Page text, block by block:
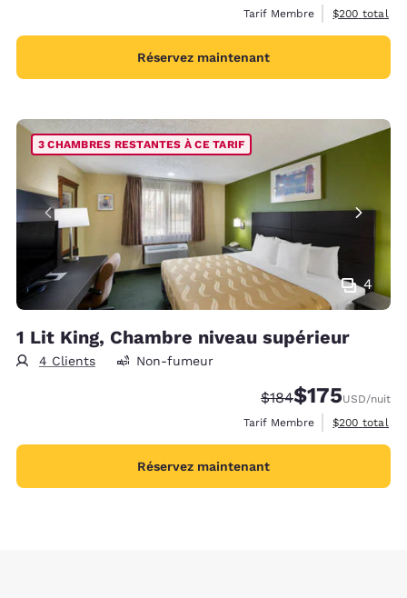
Tarif Membre
Afficher les
$200 total
Réservez maintenant
4
3 CHAMBRES RESTANTES À CE TARIF
1 Lit King, Chambre niveau supérieur
4 Clients Non-fumeur
Tarif barré :
$184Tarif réduit :
$175USD/nuit
Tarif Membre
Afficher les
$200 total
Réservez maintenant